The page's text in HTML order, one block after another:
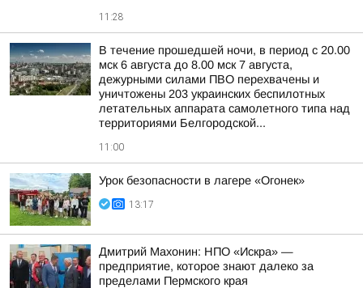
11:28
В течение прошедшей ночи, в период с 20.00
мск 6 августа до 8.00 мск 7 августа,
дежурными силами ПВО перехвачены и
уничтожены 203 украинских беспилотных
летательных аппарата самолетного типа над
территориями Белгородской...
11:00
Урок безопасности в лагере «Огонек»
13:17
Дмитрий Махонин: НПО «Искра» —
предприятие, которое знают далеко за
пределами Пермского края